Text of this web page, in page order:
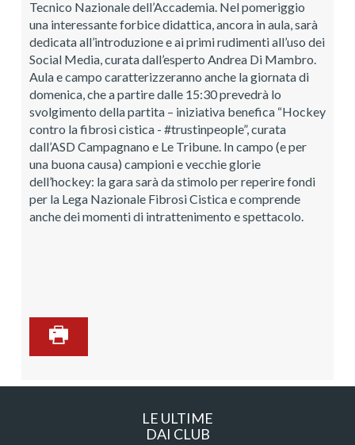
Tecnico Nazionale dell’Accademia. Nel pomeriggio
una interessante forbice didattica, ancora in aula, sarà
dedicata all’introduzione e ai primi rudimenti all’uso dei
Social Media, curata dall’esperto Andrea Di Mambro.
Aula e campo caratterizzeranno anche la giornata di
domenica, che a partire dalle 15:30 prevedrà lo
svolgimento della partita – iniziativa benefica “Hockey
contro la fibrosi cistica - #trustinpeople”, curata
dall’ASD Campagnano e Le Tribune. In campo (e per
una buona causa) campioni e vecchie glorie
dell’hockey: la gara sarà da stimolo per reperire fondi
per la Lega Nazionale Fibrosi Cistica e comprende
anche dei momenti di intrattenimento e spettacolo.
LE ULTIME
DAI CLUB